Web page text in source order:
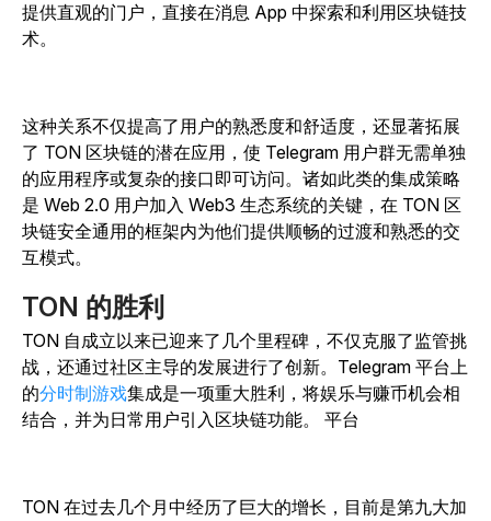
提供直观的门户，直接在消息 App 中探索和利用区块链技
术。
这种关系不仅提高了用户的熟悉度和舒适度，还显著拓展
了 TON 区块链的潜在应用，使 Telegram 用户群无需单独
的应用程序或复杂的接口即可访问。诸如此类的集成策略
是 Web 2.0 用户加入 Web3 生态系统的关键，在 TON 区
块链安全通用的框架内为他们提供顺畅的过渡和熟悉的交
互模式。
TON 的胜利
TON 自成立以来已迎来了几个里程碑，不仅克服了监管挑
战，还通过社区主导的发展进行了创新。Telegram 平台上
的分时制游戏集成是一项重大胜利，将娱乐与赚币机会相
结合，并为日常用户引入区块链功能。 平台
TON 在过去几个月中经历了巨大的增长，目前是第九大加